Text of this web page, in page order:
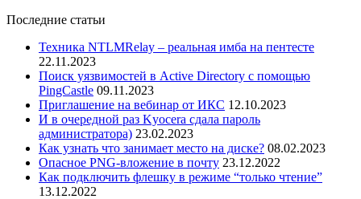
Последние статьи
Техника NTLMRelay – реальная имба на пентесте
22.11.2023
Поиск уязвимостей в Active Directory с помощью
PingCastle 09.11.2023
Приглашение на вебинар от ИКС 12.10.2023
И в очередной раз Kyocera сдала пароль
администратора) 23.02.2023
Как узнать что занимает место на диске? 08.02.2023
Опасное PNG-вложение в почту 23.12.2022
Как подключить флешку в режиме “только чтение”
13.12.2022